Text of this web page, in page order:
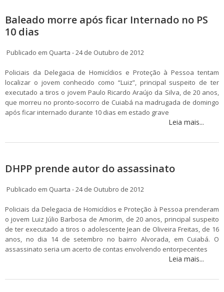
Baleado morre após ficar Internado no PS
10 dias
Publicado em Quarta - 24 de Outubro de 2012
Policiais da Delegacia de Homicídios e Proteção à Pessoa tentam
localizar o jovem conhecido como “Luiz”, principal suspeito de ter
executado a tiros o jovem Paulo Ricardo Araújo da Silva, de 20 anos,
que morreu no pronto-socorro de Cuiabá na madrugada de domingo
após ficar internado durante 10 dias em estado grave
Leia mais...
DHPP prende autor do assassinato
Publicado em Quarta - 24 de Outubro de 2012
Policiais da Delegacia de Homicídios e Proteção à Pessoa prenderam
o jovem Luiz Júlio Barbosa de Amorim, de 20 anos, principal suspeito
de ter executado a tiros o adolescente Jean de Oliveira Freitas, de 16
anos, no dia 14 de setembro no bairro Alvorada, em Cuiabá. O
assassinato seria um acerto de contas envolvendo entorpecentes
Leia mais...